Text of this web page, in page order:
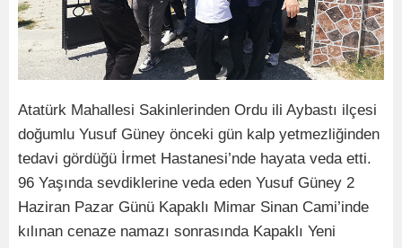
Atatürk Mahallesi Sakinlerinden Ordu ili Aybastı ilçesi
doğumlu Yusuf Güney önceki gün kalp yetmezliğinden
tedavi gördüğü İrmet Hastanesi’nde hayata veda etti.
96 Yaşında sevdiklerine veda eden Yusuf Güney 2
Haziran Pazar Günü Kapaklı Mimar Sinan Cami’inde
kılınan cenaze namazı sonrasında Kapaklı Yeni